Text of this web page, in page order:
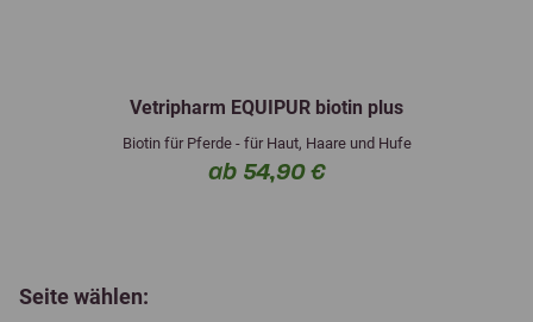
Vetripharm EQUIPUR biotin plus
Biotin für Pferde - für Haut, Haare und Hufe
ab 54,90 €
Seite wählen: